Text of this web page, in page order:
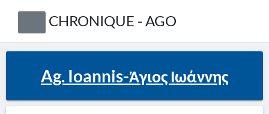
CHRONIQUE - AGO
Ag. Ioannis-Άγιος Ιωάννης